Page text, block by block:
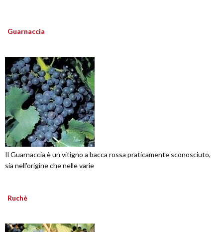
Guarnaccia
Il Guarnaccia è un vitigno a bacca rossa praticamente sconosciuto,
sia nell'origine che nelle varie
Ruchè